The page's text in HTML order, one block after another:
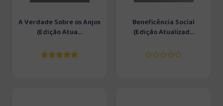
A Verdade Sobre os Anjos
(Edição Atua...
Beneficência Social
(Edição Atualizad...